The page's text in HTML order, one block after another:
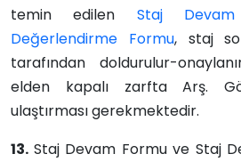
temin edilen Staj
Değerlendirme Formu, staj
tarafından doldurulur-
elden kapalı zarfta Arş.
ulaştırması gerekmektedir.
13. Staj Devam Formu ve Staj